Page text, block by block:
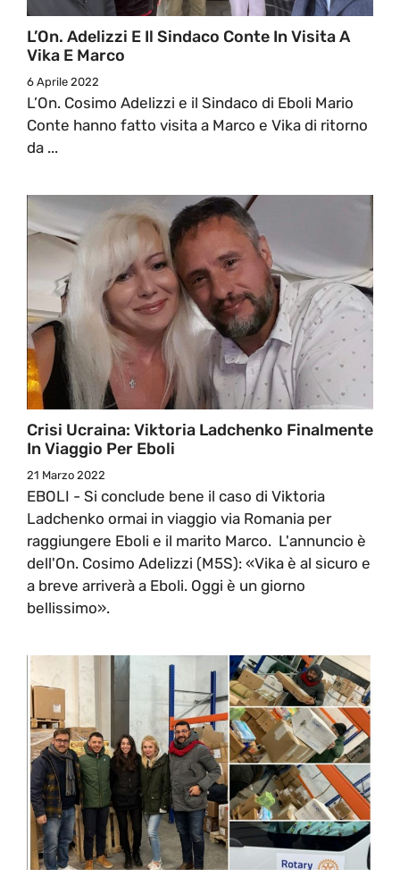
L’On. Adelizzi E Il Sindaco Conte In Visita A
Vika E Marco
6 Aprile 2022
L’On. Cosimo Adelizzi e il Sindaco di Eboli Mario
Conte hanno fatto visita a Marco e Vika di ritorno
da ...
Crisi Ucraina: Viktoria Ladchenko Finalmente
In Viaggio Per Eboli
21 Marzo 2022
EBOLI - Si conclude bene il caso di Viktoria
Ladchenko ormai in viaggio via Romania per
raggiungere Eboli e il marito Marco. L'annuncio è
dell'On. Cosimo Adelizzi (M5S): «Vika è al sicuro e
a breve arriverà a Eboli. Oggi è un giorno
bellissimo».